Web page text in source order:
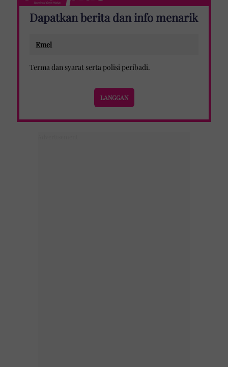
Dapatkan berita dan info menarik
Terma dan syarat serta polisi peribadi.